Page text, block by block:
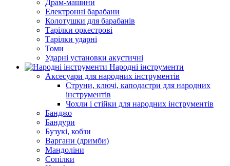
Драм-машини
Електронні барабани
Колотушки для барабанів
Тарілки оркестрові
Тарілки ударні
Томи
Ударні установки акустичні
Народні інструменти
Аксесуари для народних інструментів
Струни, ключі, каподастри для народних
інструментів
Чохли і стійки для народних інструментів
Банджо
Бандури
Бузукі, кобзи
Варгани (дримби)
Мандоліни
Сопілки